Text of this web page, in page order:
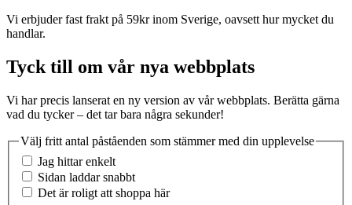
Vi erbjuder fast frakt på 59kr inom Sverige, oavsett hur mycket du
handlar.
Tyck till om vår nya webbplats
Vi har precis lanserat en ny version av vår webbplats. Berätta gärna
vad du tycker – det tar bara några sekunder!
Välj fritt antal påståenden som stämmer med din upplevelse
Jag hittar enkelt
Sidan laddar snabbt
Det är roligt att shoppa här